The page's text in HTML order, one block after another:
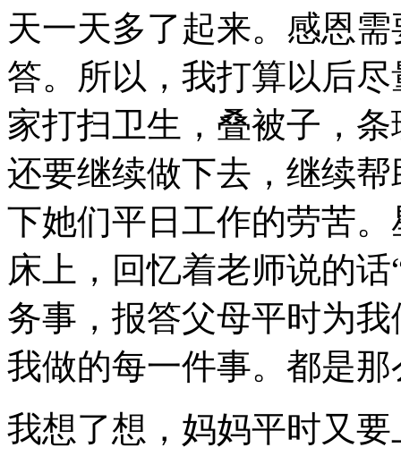
天一天多了起来。感恩
答。所以，我打算以后
家打扫卫生，叠被子，
还要继续做下去，继续
下她们平日工作的劳苦
床上，回忆着老师说的
务事，报答父母平时为
我做的每一件事。都是
我想了想，妈妈平时又